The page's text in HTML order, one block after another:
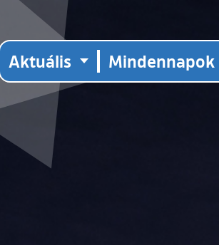
Aktuális Mindennapok